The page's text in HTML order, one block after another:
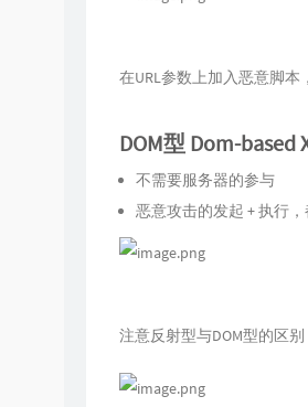
在URL参数上加入恶意脚
DOM型 Dom-based
不需要服务器的参与
恶意攻击的发起 + 执行
注意反射型与DOM型的区别